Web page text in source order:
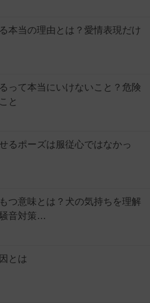
本当の理由とは？愛情表現だけ
って本当にいけないこと？危険
と
るポーズは服従心ではなかっ
つ意味とは？犬の気持ちを理解
音対策…
とは